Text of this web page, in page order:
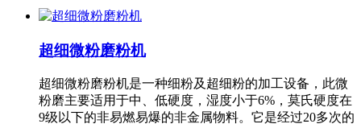
超细微粉磨粉机
超细微粉磨粉机是一种细粉及超细粉的加工设备，此微
粉磨主要适用于中、低硬度，湿度小于6%，莫氏硬度在
9级以下的非易燃易爆的非金属物料。它是经过20多次的